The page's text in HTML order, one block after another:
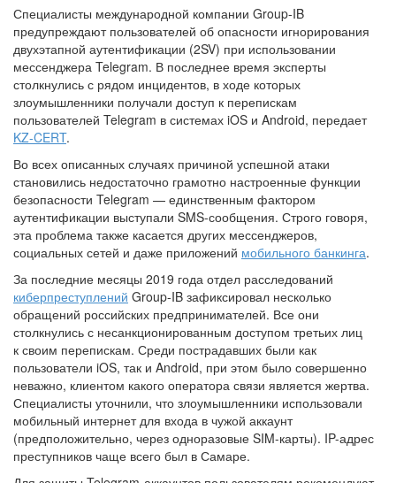
Специалисты международной компании Group-IB
предупреждают пользователей об опасности игнорирования
двухэтапной аутентификации (2SV) при использовании
мессенджера Telegram. В последнее время эксперты
столкнулись с рядом инцидентов, в ходе которых
злоумышленники получали доступ к перепискам
пользователей Telegram в системах iOS и Android, передает
KZ-CERT.
Во всех описанных случаях причиной успешной атаки
становились недостаточно грамотно настроенные функции
безопасности Telegram — единственным фактором
аутентификации выступали SMS-сообщения. Строго говоря,
эта проблема также касается других мессенджеров,
социальных сетей и даже приложений мобильного банкинга.
За последние месяцы 2019 года отдел расследований
киберпреступлений Group-IB зафиксировал несколько
обращений российских предпринимателей. Все они
столкнулись с несанкционированным доступом третьих лиц
к своим перепискам. Среди пострадавших были как
пользователи iOS, так и Android, при этом было совершенно
неважно, клиентом какого оператора связи является жертва.
Специалисты уточнили, что злоумышленники использовали
мобильный интернет для входа в чужой аккаунт
(предположительно, через одноразовые SIM-карты). IP-адрес
преступников чаще всего был в Самаре.